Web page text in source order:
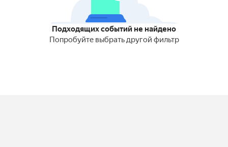
Подходящих событий не найдено
Попробуйте выбрать другой фильтр